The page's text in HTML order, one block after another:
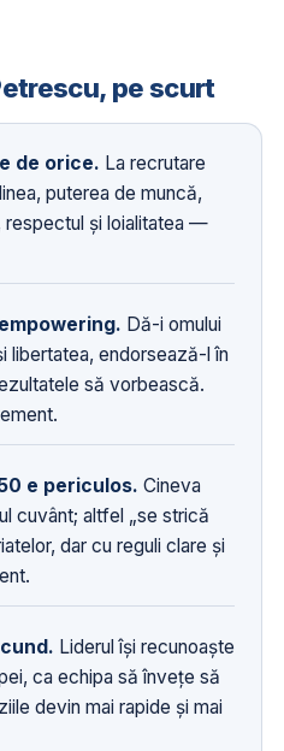
pe scurt
de orice. La recrutare
puterea de muncă,
respectul și loialitatea —
Dă-i omului
libertatea, endorsează-l în
să vorbească.
e periculos. Cineva
cuvânt; altfel „se strică
dar cu reguli clare și
Liderul își recunoaște
ca echipa să învețe să
devin mai rapide și mai